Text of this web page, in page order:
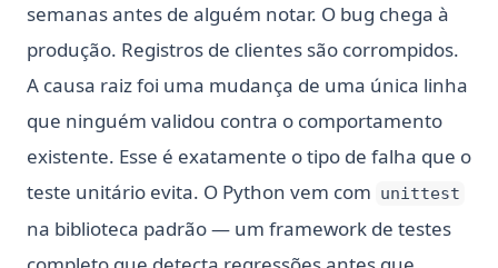
semanas antes de alguém notar. O bug chega à
produção. Registros de clientes são corrompidos.
A causa raiz foi uma mudança de uma única linha
que ninguém validou contra o comportamento
existente. Esse é exatamente o tipo de falha que o
teste unitário evita. O Python vem com unittest
na biblioteca padrão — um framework de testes